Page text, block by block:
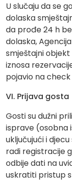
U slučaju da se
dolaska
da prođe 24 h
dolaska,
smještajni
iznosa
pojavio na check
VI. Prijava gosta
Gosti su dužni
isprave (osobna
uključujući i
radi registracije
odbije dati na
uskratiti pristup